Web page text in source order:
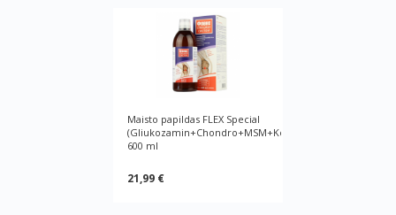
Maisto papildas FLEX Special
(Gliukozamin+Chondro+MSM+Kolagen+Hialuronas),
600 ml
21,99 €